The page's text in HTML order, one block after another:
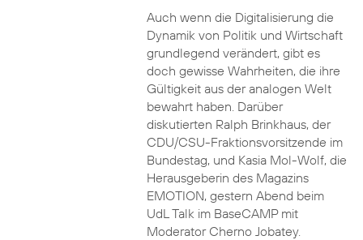
Auch wenn die Digitalisierung die
Dynamik von Politik und Wirtschaft
grundlegend verändert, gibt es
doch gewisse Wahrheiten, die ihre
Gültigkeit aus der analogen Welt
bewahrt haben. Darüber
diskutierten Ralph Brinkhaus, der
CDU/CSU-Fraktionsvorsitzende im
Bundestag, und Kasia Mol-Wolf, die
Herausgeberin des Magazins
EMOTION, gestern Abend beim
UdL Talk im BaseCAMP mit
Moderator Cherno Jobatey.